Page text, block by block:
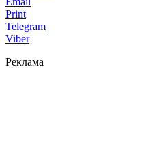
Print
Telegram
Viber
Реклама